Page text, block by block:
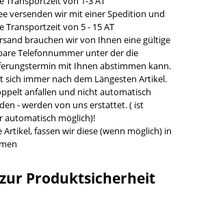
versenden wir mit einer Spedition und
Transportzeit von 5 - 15 AT
brauchen wir von Ihnen eine gültige
Telefonnummer unter der die
mit Ihnen abstimmen kann.
sich immer nach dem Längesten Artikel.
anfallen und nicht automatisch
- werden von uns erstattet. ( ist
automatisch möglich)!
fassen wir diese (wenn möglich) in
Produktsicherheit